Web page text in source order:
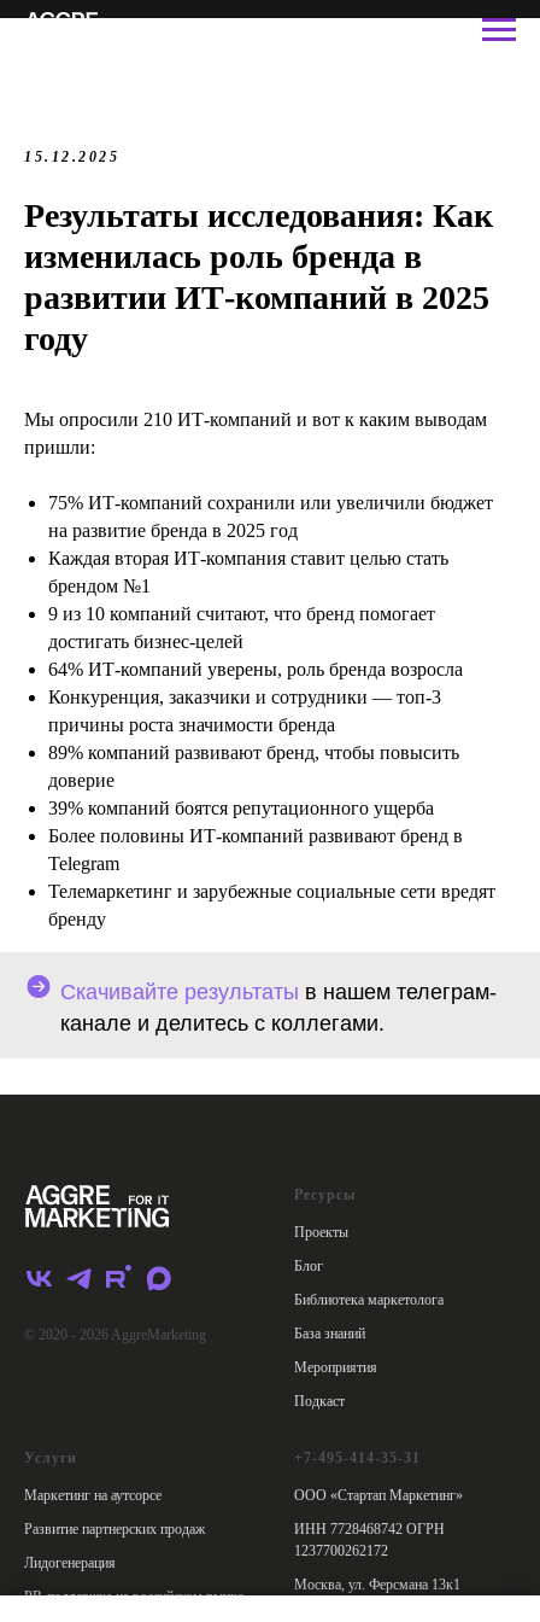
15.12.2025
Результаты исследования: Как
изменилась роль бренда в
развитии ИТ-компаний в 2025
году
Мы опросили 210 ИТ-компаний и вот к каким выводам
пришли:
75% ИТ-компаний сохранили или увеличили бюджет
на развитие бренда в 2025 год
Каждая вторая ИТ-компания ставит целью стать
брендом №1
9 из 10 компаний считают, что бренд помогает
достигать бизнес-целей
64% ИТ-компаний уверены, роль бренда возросла
Конкуренция, заказчики и сотрудники — топ-3
причины роста значимости бренда
89% компаний развивают бренд, чтобы повысить
доверие
39% компаний боятся репутационного ущерба
Более половины ИТ-компаний развивают бренд в
Telegram
Телемаркетинг и зарубежные социальные сети вредят
бренду
Скачивайте результаты в нашем телеграм-
канале и делитесь с коллегами.
© 2020 - 2026 AggreMarketing
Ресурсы
Проекты
Блог
Библиотека маркетолога
База знаний
Мероприятия
Подкаст
Услуги
Маркетинг на аутсорсе
Развитие партнерских продаж
Лидогенерация
PR-поддержка на российском рынке
+7-495-414-35-31
ООО «Стартап Маркетинг»
ИНН 7728468742 ОГРН
1237700262172
Москва, ул. Ферсмана 13к1